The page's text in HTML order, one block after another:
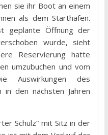
sie ihr Boot an einem
als dem Starthafen.
geplante Öffnung der
wurde, sieht
Reservierung hatte
umzubuchen und vom
Auswirkungen des
in den nächsten Jahren
Schulz“ mit Sitz in der